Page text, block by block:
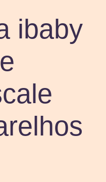
ibaby